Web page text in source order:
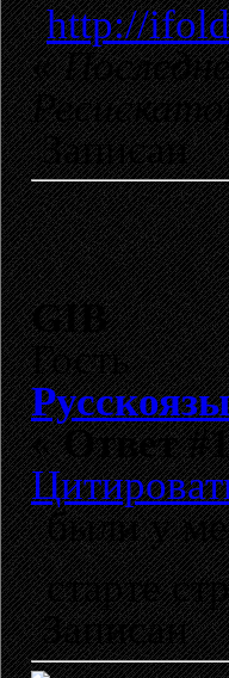
http://
«
Записан
GIB
Гость
«Ответ
были у
старте
Записан